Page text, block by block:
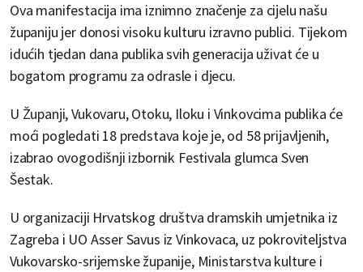
Ova manifestacija ima iznimno značenje za cijelu našu
županiju jer donosi visoku kulturu izravno publici. Tijekom
idućih tjedan dana publika svih generacija uživat će u
bogatom programu za odrasle i djecu.
U Županji, Vukovaru, Otoku, Iloku i Vinkovcima publika će
moći pogledati 18 predstava koje je, od 58 prijavljenih,
izabrao ovogodišnji izbornik Festivala glumca Sven
Šestak.
U organizaciji Hrvatskog društva dramskih umjetnika iz
Zagreba i UO Asser Savus iz Vinkovaca, uz pokroviteljstva
Vukovarsko-srijemske županije, Ministarstva kulture i